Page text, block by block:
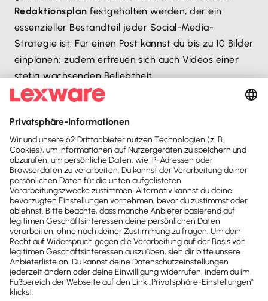
Redaktionsplan festgehalten werden, der ein
essenzieller Bestandteil jeder Social-Media-
Strategie ist. Für einen Post kannst du bis zu 10 Bilder
einplanen; zudem erfreuen sich auch Videos einer
stetig wachsenden Beliebtheit.
Frequenz
Der ideale Veröffentlichungsrhythmus und die
besten Uhrzeiten für deine Postshängen stark von
deinem Produkt und deiner Zielgruppe ab.
Hinsichtlich deines Instagram-Marketings empfiehlt
es sich, Posts zu unterschiedlichen Zeiten und in
verschiedenen Intervallen zu testen und die
Ergebnisse sorgfältig zu analysieren. Hast du einen
wirkungsvollen Rhythmus identifiziert, nutzt du am
besten einenRedaktionskalender, um Monate oder
Quartale im Voraus zu planen.Dies entlastet deine
Organisation und hindert dich nicht daran, spontan